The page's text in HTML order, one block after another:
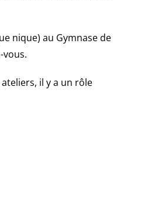
nique) au Gymnase de
vous.
il y a un rôle